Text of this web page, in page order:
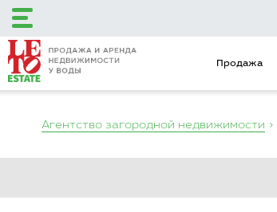
+7 (495) 120-12-48
+7 (499) 110-16-34
Продажа
Агентство загородной недвижимости